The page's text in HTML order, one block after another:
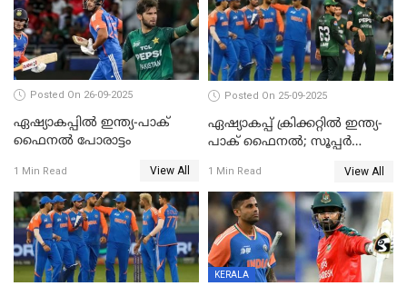
Posted On 26-09-2025
ഏഷ്യാകപ്പില്‍ ഇന്ത്യ-പാക്
ഫൈനല്‍ പോരാട്ടം
1 Min Read View All
Posted On 25-09-2025
ഏഷ്യാകപ്പ് ക്രിക്കറ്റിൽ ഇന്ത്യ-
പാക് ഫൈനല്‍; സൂപ്പർ
തോൽപിച്ച് പാകിസ്ഥാൻ
1 Min Read View All
KERALA